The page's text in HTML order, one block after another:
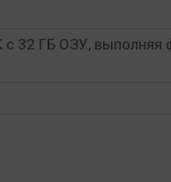
32 ГБ ОЗУ,